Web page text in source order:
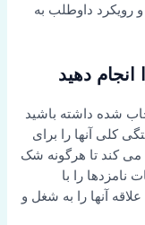
رویکرد داوطلب به
شده داشته باشید
کلی آنها را برای
می کند تا هرگونه شک
نامزدها را با
آنها را به شغل و